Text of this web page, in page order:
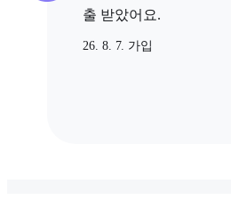
출 받았어요.
26. 8. 7. 가입